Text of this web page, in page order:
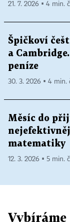
21. 7. 2026 ▪ 4 min.
Špičkoví
a
peníze
30. 3. 2026 ▪ 4 min.
Měsíc do
matematiky
12. 3. 2026 ▪ 5 min.
Vybíráme